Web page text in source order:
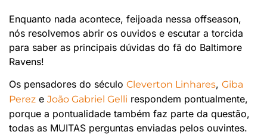
Enquanto nada acontece, feijoada nessa offseason,
nós resolvemos abrir os ouvidos e escutar a torcida
para saber as principais dúvidas do fã do Baltimore
Ravens!
Os pensadores do século Cleverton Linhares, Giba
Perez e João Gabriel Gelli respondem pontualmente,
porque a pontualidade também faz parte da questão,
todas as MUITAS perguntas enviadas pelos ouvintes.